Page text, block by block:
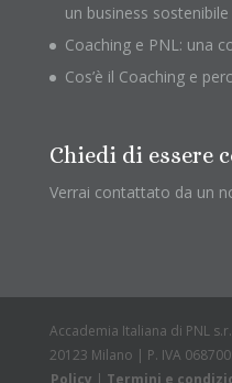
un business sostenibile
Coaching e PNL: una
Cos’è il Coaching e
Chiedi di essere
Verrai contattato da un
Accademia Italiana di PNL
20123 Milano | P. IVA